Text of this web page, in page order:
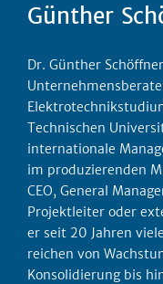
Günther
Dr. Günther
Technischen
internationale
im produzierenden
CEO, General
Projektleiter oder
er seit 20 Jahren
reichen von
Konsolidierung bis